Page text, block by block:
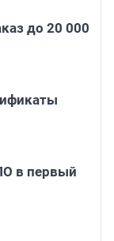
до 20 000
в первый